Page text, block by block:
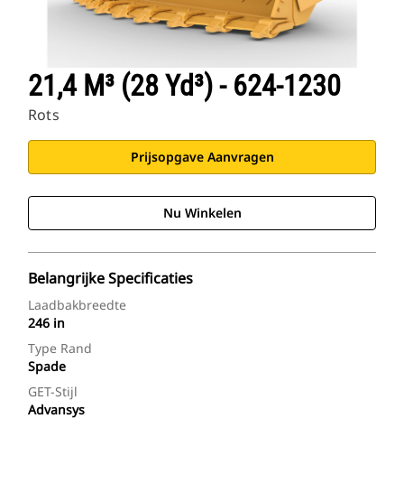
21,4 M³ (28 Yd³) - 624-1230
Rots
Prijsopgave Aanvragen
Nu Winkelen
Belangrijke Specificaties
Laadbakbreedte
246 in
Type Rand
Spade
GET-Stijl
Advansys